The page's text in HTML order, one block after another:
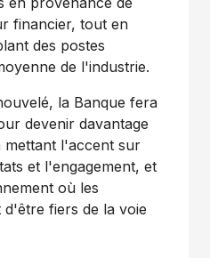
financier, tout en
des postes
de l'industrie.
la Banque fera
devenir davantage
mettant l'accent sur
et l'engagement, et
où les
fiers de la voie